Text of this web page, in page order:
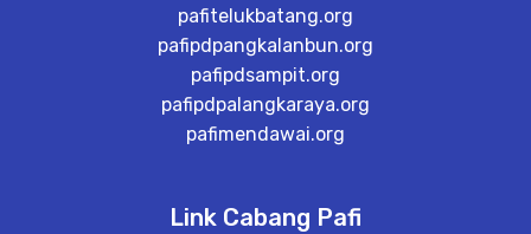
pafitelukbatang.org
pafipdpangkalanbun.org
pafipdsampit.org
pafipdpalangkaraya.org
pafimendawai.org
Link Cabang Pafi